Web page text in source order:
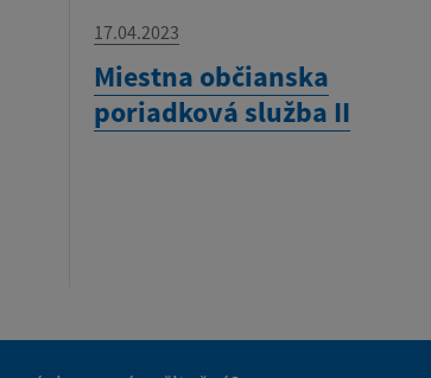
17.04.2023
Miestna občianska
poriadková služba II